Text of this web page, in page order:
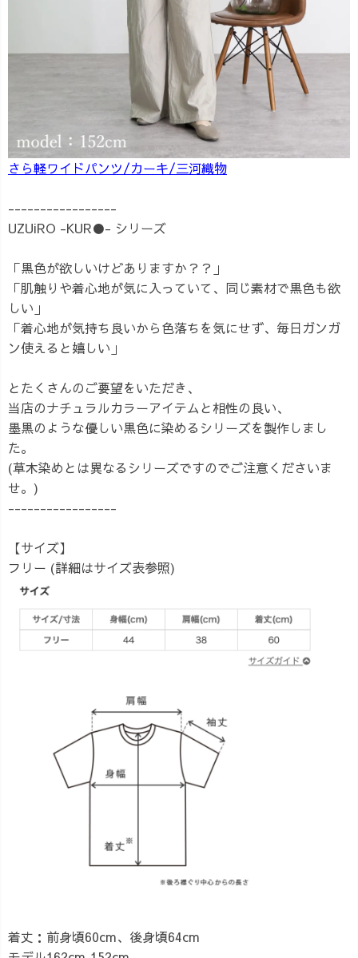
さら軽ワイドパンツ/カーキ/三河織物
-----------------
UZUiRO -KUR●- シリーズ
「黒色が欲しいけどありますか？？」
「肌触りや着心地が気に入っていて、同じ素材で黒色も欲
しい」
「着心地が気持ち良いから色落ちを気にせず、毎日ガンガ
ン使えると嬉しい」
とたくさんのご要望をいただき、
当店のナチュラルカラーアイテムと相性の良い、
墨黒のような優しい黒色に染めるシリーズを製作しまし
た。
(草木染めとは異なるシリーズですのでご注意くださいま
せ。)
-----------------
【サイズ】
フリー (詳細はサイズ表参照)
着丈：前身頃60cm、後身頃64cm